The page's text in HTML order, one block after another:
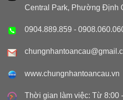
Central Park, Phường Định
0904.889.859 -
www.chungnhantoancau.vn
Thời gian làm việc: Từ 8:00